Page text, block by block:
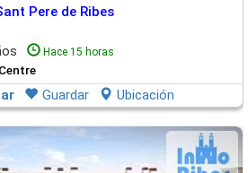
Pere de Ribes
Hace 15 horas
Guardar Ubicación